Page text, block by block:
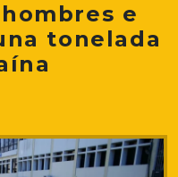
e
tonelada